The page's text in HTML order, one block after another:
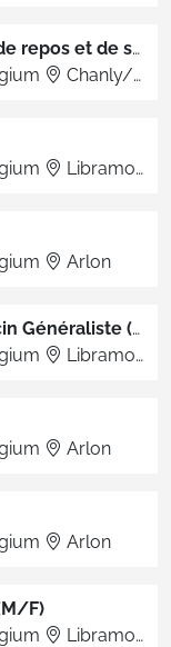
Infirmiers (M/F) pour les maisons de repos et de soins
Chanly/Vielsalm/Virton/Amberloup/Florenville/VDO
Libramont-Chevigny
Arlon
Assistant Libre (Triple 0) ou Médecin Généraliste (M/F)
Libramont-Chevigny
Arlon
Arlon
F)
Libramont-Chevigny